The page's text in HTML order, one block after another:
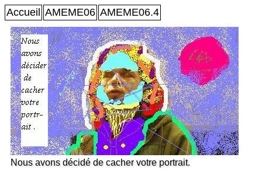
Accueil AMEME06 AMEME06.4
Nous avons décidé de cacher votre portrait.